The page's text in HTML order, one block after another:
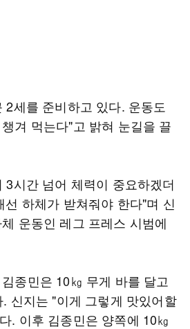
2세를 준비하고 있다. 운동도
겨 먹는다"고 밝혀 눈길을 끌
3시간 넘어 체력이 중요하겠더
하체가 받쳐줘야 한다"며 신
운동인 레그 프레스 시범에
종민은 10㎏ 무게 바를 달고
신지는 "이게 그렇게 맛있어할
. 이후 김종민은 양쪽에 10㎏